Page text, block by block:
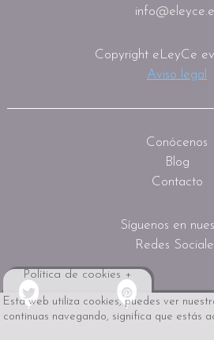
Esta web utiliza cookies, puedes ver
continuas navegando, significa que estás
Política de cookies +
Copyright eLeyCe
Aviso legal
Conócenos
Blog
Contacto
Síguenos en
Redes